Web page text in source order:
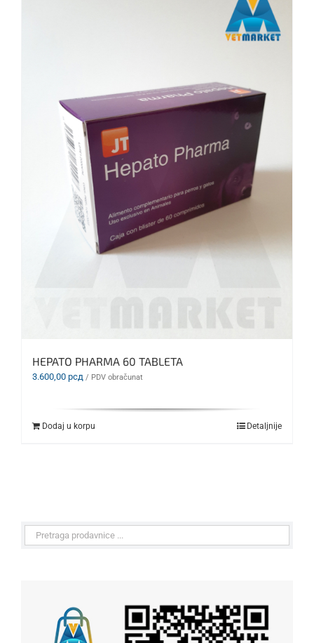
HEPATO PHARMA 60 TABLETA
3.600,00 рсд / PDV obračunat
Dodaj u korpu Detaljnije